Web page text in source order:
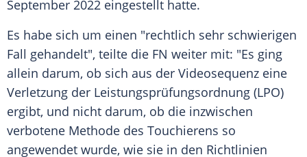
September 2022 eingestellt hatte.
Es habe sich um einen "rechtlich sehr schwierigen
Fall gehandelt", teilte die FN weiter mit: "Es ging
allein darum, ob sich aus der Videosequenz eine
Verletzung der Leistungsprüfungsordnung (LPO)
ergibt, und nicht darum, ob die inzwischen
verbotene Methode des Touchierens so
angewendet wurde, wie sie in den Richtlinien